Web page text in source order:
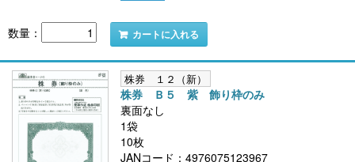
数量： カートに入れる
株券 １２（新）
株券 Ｂ５ 紫 飾り枠のみ
裏面なし
1袋
10枚
JANコード：4976075123967